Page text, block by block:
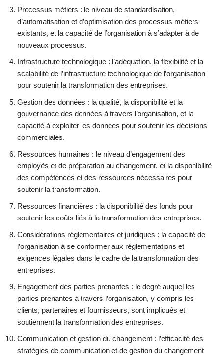
Processus métiers : le niveau de standardisation,
d’automatisation et d’optimisation des processus métiers
existants, et la capacité de l’organisation à s’adapter à de
nouveaux processus.
Infrastructure technologique : l’adéquation, la flexibilité et la
scalabilité de l’infrastructure technologique de l’organisation
pour soutenir la transformation des entreprises.
Gestion des données : la qualité, la disponibilité et la
gouvernance des données à travers l’organisation, et la
capacité à exploiter les données pour soutenir les décisions
commerciales.
Ressources humaines : le niveau d’engagement des
employés et de préparation au changement, et la disponibilité
des compétences et des ressources nécessaires pour
soutenir la transformation.
Ressources financières : la disponibilité des fonds pour
soutenir les coûts liés à la transformation des entreprises.
Considérations réglementaires et juridiques : la capacité de
l’organisation à se conformer aux réglementations et
exigences légales dans le cadre de la transformation des
entreprises.
Engagement des parties prenantes : le degré auquel les
parties prenantes à travers l’organisation, y compris les
clients, partenaires et fournisseurs, sont impliqués et
soutiennent la transformation des entreprises.
Communication et gestion du changement : l’efficacité des
stratégies de communication et de gestion du changement